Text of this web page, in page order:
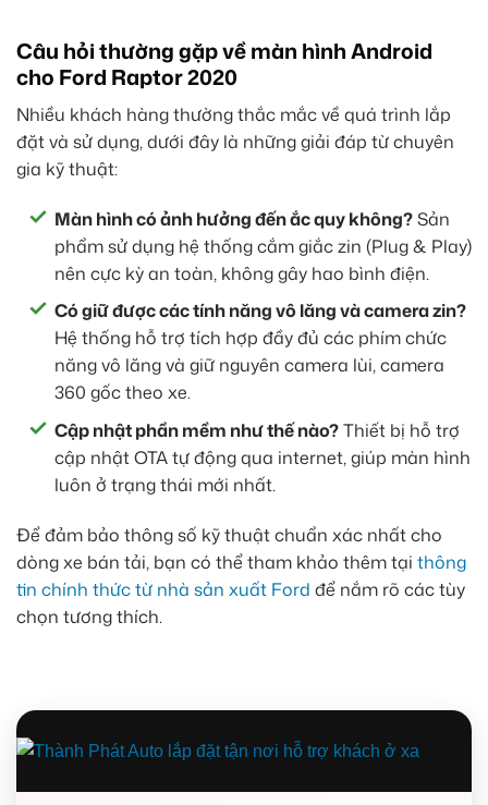
Câu hỏi thường gặp về màn hình Android
cho Ford Raptor 2020
Nhiều khách hàng thường thắc mắc về quá trình lắp
đặt và sử dụng, dưới đây là những giải đáp từ chuyên
gia kỹ thuật:
Màn hình có ảnh hưởng đến ắc quy không?Sản
phẩm sử dụng hệ thống cắm giắc zin (Plug & Play)
nên cực kỳ an toàn, không gây hao bình điện.
Có giữ được các tính năng vô lăng và camera zin?
Hệ thống hỗ trợ tích hợp đầy đủ các phím chức
năng vô lăng và giữ nguyên camera lùi, camera
360 gốc theo xe.
Cập nhật phần mềm như thế nào?Thiết bị hỗ trợ
cập nhật OTA tự động qua internet, giúp màn hình
luôn ở trạng thái mới nhất.
Để đảm bảo thông số kỹ thuật chuẩn xác nhất cho
dòng xe bán tải, bạn có thể tham khảo thêm tại thông
tin chính thức từ nhà sản xuất Ford để nắm rõ các tùy
chọn tương thích.